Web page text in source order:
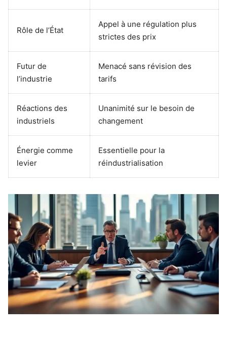
Rôle de l’État
Appel à une régulation plus
strictes des prix
Futur de
l’industrie
Menacé sans révision des
tarifs
Réactions des
industriels
Unanimité sur le besoin de
changement
Énergie comme
levier
Essentielle pour la
réindustrialisation